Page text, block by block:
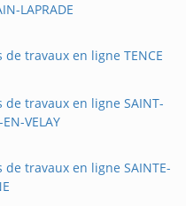
LAPRADE
de travaux en ligne TENCE
de travaux en ligne SAINT-
VELAY
de travaux en ligne SAINTE-